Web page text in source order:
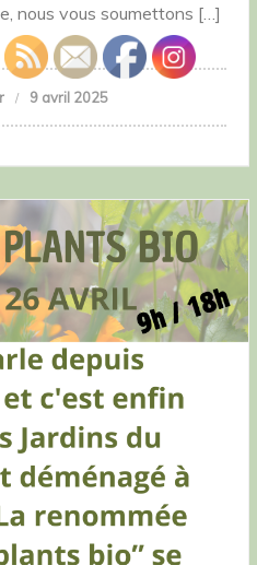
nous vous soumettons […]
9 avril 2025